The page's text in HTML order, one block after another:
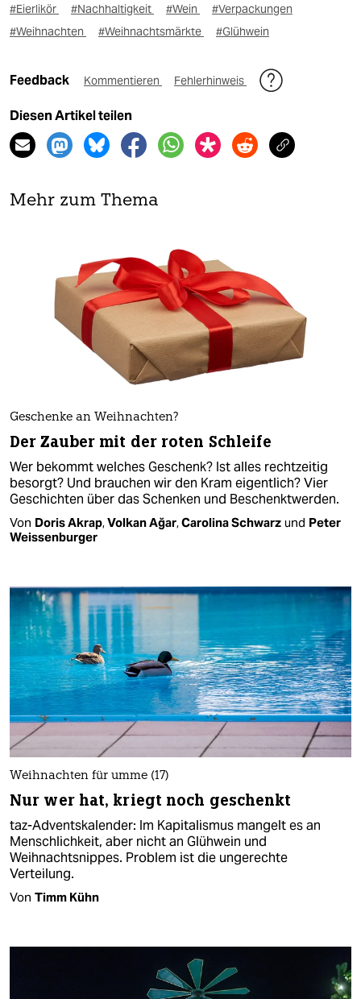
#Eierlikör #Nachhaltigkeit #Wein
#Verpackungen
#Weihnachten
#Weihnachtsmärkte #Glühwein
Feedback Kommentieren Fehlerhinweis
Diesen Artikel teilen
Mehr zum Thema
Geschenke an Weihnachten?
Der Zauber mit der roten Schleife
Wer bekommt welches Geschenk? Ist alles rechtzeitig
besorgt? Und brauchen wir den Kram eigentlich? Vier
Geschichten über das Schenken und Beschenktwerden.
Von Doris Akrap,Volkan Ağar,Carolina Schwarz und Peter
Weissenburger
Weihnachten für umme (17)
Nur wer hat, kriegt noch geschenkt
taz-Adventskalender: Im Kapitalismus mangelt es an
Menschlichkeit, aber nicht an Glühwein und
Weihnachtsnippes. Problem ist die ungerechte
Verteilung.
Von Timm Kühn